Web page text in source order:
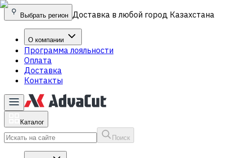
Выбрать регион Доставка в любой город Казахстана
О компании
Программа лояльности
Оплата
Доставка
Контакты
Каталог
Поиск